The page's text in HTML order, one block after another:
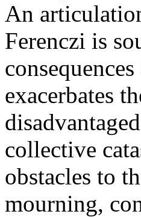
An
Ferenczi is
exacerbates
collective
obstacles to
mourning,